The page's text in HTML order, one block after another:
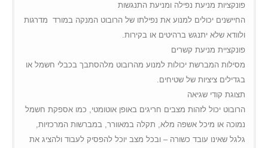
פונקציות מניעת נפילה ומניעת התנגשות
החיישנים יכולים למנוע את נפילתו של הרובוט המנקה במורד מדרגות
ולוודא שלא יתנגש ברהיטים או בקירות.
פונקציית מניעת קשרים
מסילות המברשת יכולות למנוע מהרובוט מלהסתבך בכבלי חשמל או
בגדילים ציציות של שטיחים.
תצוגת קודי שגיאה
הרובוט יכול לזהות מצבים חריגים באופן אוטומטי, כמו אספקת חשמל
נמוכה או מיכל אשפה מלא, תקלה במאוורר, במברשות המרכזיות,
גלגל שאינו עובד כשורה – ובכל מצב יוכל להפסיק לעבוד ולהציג את